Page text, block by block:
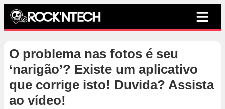
O problema nas fotos é seu
‘narigão’? Existe um aplicativo
que corrige isto! Duvida? Assista
ao vídeo!